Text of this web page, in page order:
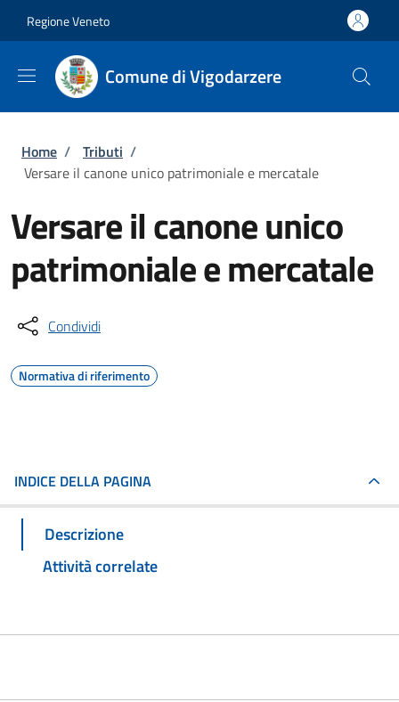
Regione Veneto
Comune di Vigodarzere
Briciole di pane
Home / Tributi /
Versare il canone unico patrimoniale e mercatale
Versare il canone unico
patrimoniale e mercatale
Condividi
Normativa di riferimento
INDICE DELLA PAGINA
Descrizione
Attività correlate